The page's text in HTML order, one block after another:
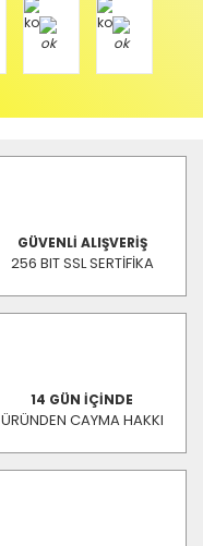
GÜVENLİ ALIŞVERİŞ
256 BIT SSL SERTİFİKA
14 GÜN İÇİNDE
ÜRÜNDEN CAYMA HAKKI